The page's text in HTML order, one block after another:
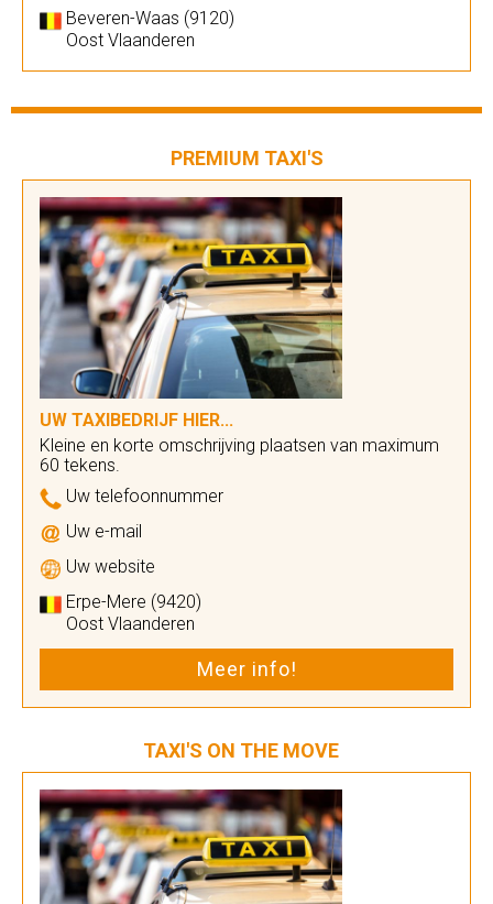
Beveren-Waas (9120)
Oost Vlaanderen
PREMIUM TAXI'S
UW TAXIBEDRIJF HIER...
Kleine en korte omschrijving plaatsen van maximum
60 tekens.
Uw telefoonnummer
Uw e-mail
Uw website
Erpe-Mere (9420)
Oost Vlaanderen
Meer info!
TAXI'S ON THE MOVE